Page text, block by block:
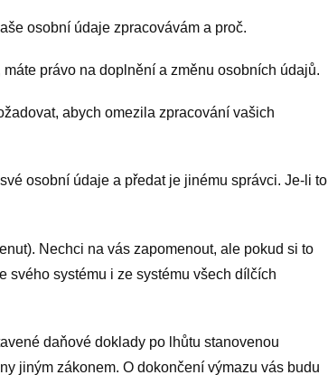
osobní údaje zpracovávám a proč.
právo na doplnění a změnu osobních údajů.
abych omezila zpracování vašich
osobní údaje a předat je jinému správci. Je-li to
Nechci na vás zapomenout, ale pokud si to
svého systému i ze systému všech dílčích
daňové doklady po lhůtu stanovenou
jiným zákonem. O dokončení výmazu vás budu